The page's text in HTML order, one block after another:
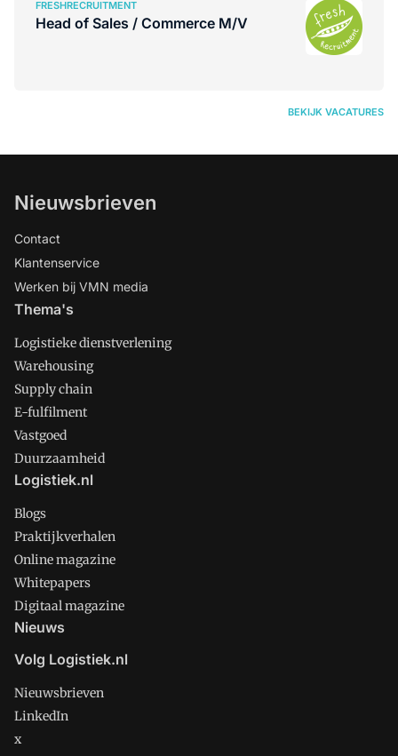
achterbleven bij de verwachtingen.
FRESHRECRUITMENT
Head of Sales / Commerce M/V
BEKIJK VACATURES
Nieuwsbrieven
Contact
Klantenservice
Werken bij VMN media
Thema's
Logistieke dienstverlening
Warehousing
Supply chain
E-fulfilment
Vastgoed
Duurzaamheid
Logistiek.nl
Blogs
Praktijkverhalen
Online magazine
Whitepapers
Digitaal magazine
Nieuws
Volg Logistiek.nl
Nieuwsbrieven
LinkedIn
x